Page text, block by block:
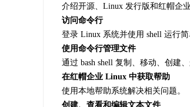
介绍开源、Linux 发行版和红帽企
访问命令行
登录 Linux 系统并使用 shell 运行简
使用命令行管理文件
通过 bash shell 复制、移动、创建
在红帽企业 Linux 中获取帮助
使用本地帮助系统解决相关问题。
创建、查看和编辑文本文件